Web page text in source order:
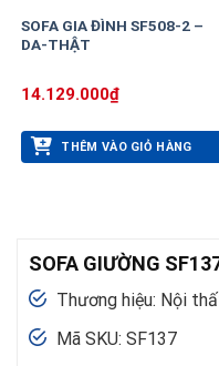
SOFA GIA ĐÌNH SF508-2 –
DA-THẬT
14.129.000₫
THÊM VÀO GIỎ HÀNG
SOFA GIƯỜNG
Thương hiệu: Nội
Mã SKU: SF137